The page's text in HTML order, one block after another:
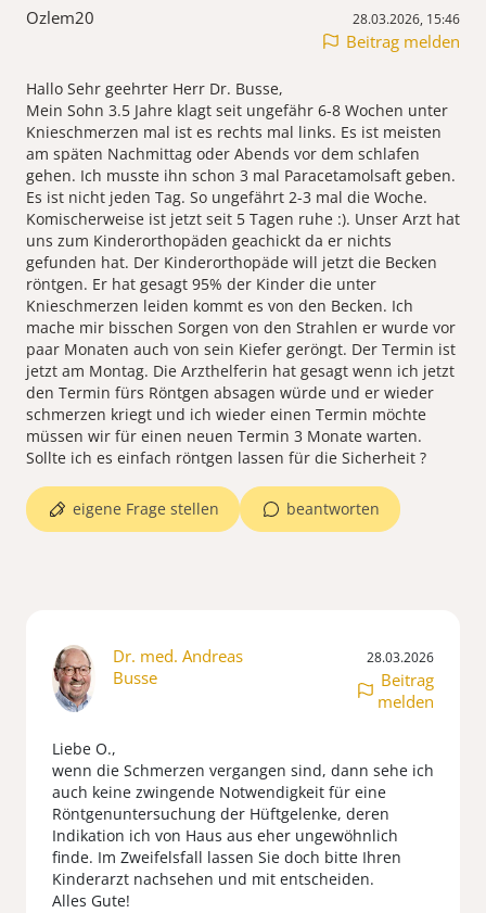
Ozlem20 28.03.2026, 15:46
Beitrag melden
Hallo Sehr geehrter Herr Dr. Busse,
Mein Sohn 3.5 Jahre klagt seit ungefähr 6-8 Wochen unter
Knieschmerzen mal ist es rechts mal links. Es ist meisten
am späten Nachmittag oder Abends vor dem schlafen
gehen. Ich musste ihn schon 3 mal Paracetamolsaft geben.
Es ist nicht jeden Tag. So ungefährt 2-3 mal die Woche.
Komischerweise ist jetzt seit 5 Tagen ruhe :). Unser Arzt hat
uns zum Kinderorthopäden geachickt da er nichts
gefunden hat. Der Kinderorthopäde will jetzt die Becken
röntgen. Er hat gesagt 95% der Kinder die unter
Knieschmerzen leiden kommt es von den Becken. Ich
mache mir bisschen Sorgen von den Strahlen er wurde vor
paar Monaten auch von sein Kiefer geröngt. Der Termin ist
jetzt am Montag. Die Arzthelferin hat gesagt wenn ich jetzt
den Termin fürs Röntgen absagen würde und er wieder
schmerzen kriegt und ich wieder einen Termin möchte
müssen wir für einen neuen Termin 3 Monate warten.
Sollte ich es einfach röntgen lassen für die Sicherheit ?
beantworten
eigene Frage stellen
Dr. med. Andreas
Busse
28.03.2026
Beitrag
melden
Liebe O.,
wenn die Schmerzen vergangen sind, dann sehe ich
auch keine zwingende Notwendigkeit für eine
Röntgenuntersuchung der Hüftgelenke, deren
Indikation ich von Haus aus eher ungewöhnlich
finde. Im Zweifelsfall lassen Sie doch bitte Ihren
Kinderarzt nachsehen und mit entscheiden.
Alles Gute!